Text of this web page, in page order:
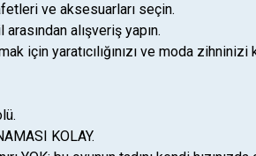
ve aksesuarları seçin.
alışveriş yapın.
için yaratıcılığınızı ve moda zihninizi
KOLAY.